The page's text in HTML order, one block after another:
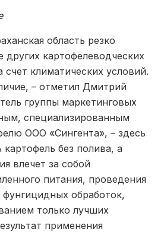
область резко
других картофелеводческих
счет климатических условий.
– отметил Дмитрий
группы маркетинговых
специализированным
ООО «Сингента», – здесь
без полива, а
влечет за собой
питания, проведения
фунгицидных обработок,
только лучших
применения